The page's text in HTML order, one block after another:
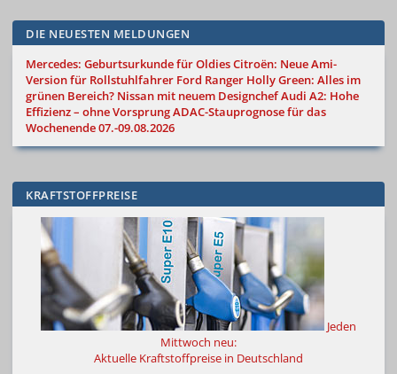
DIE NEUESTEN MELDUNGEN
Mercedes: Geburtsurkunde für OldiesCitroën: Neue Ami-
Version für Rollstuhlfahrer Ford Ranger Holly Green: Alles im
grünen Bereich? Nissan mit neuem DesignchefAudi A2: Hohe
Effizienz – ohne VorsprungADAC-Stauprognose für das
Wochenende 07.-09.08.2026
KRAFTSTOFFPREISE
Jeden
Mittwoch neu:
Aktuelle Kraftstoffpreise in Deutschland